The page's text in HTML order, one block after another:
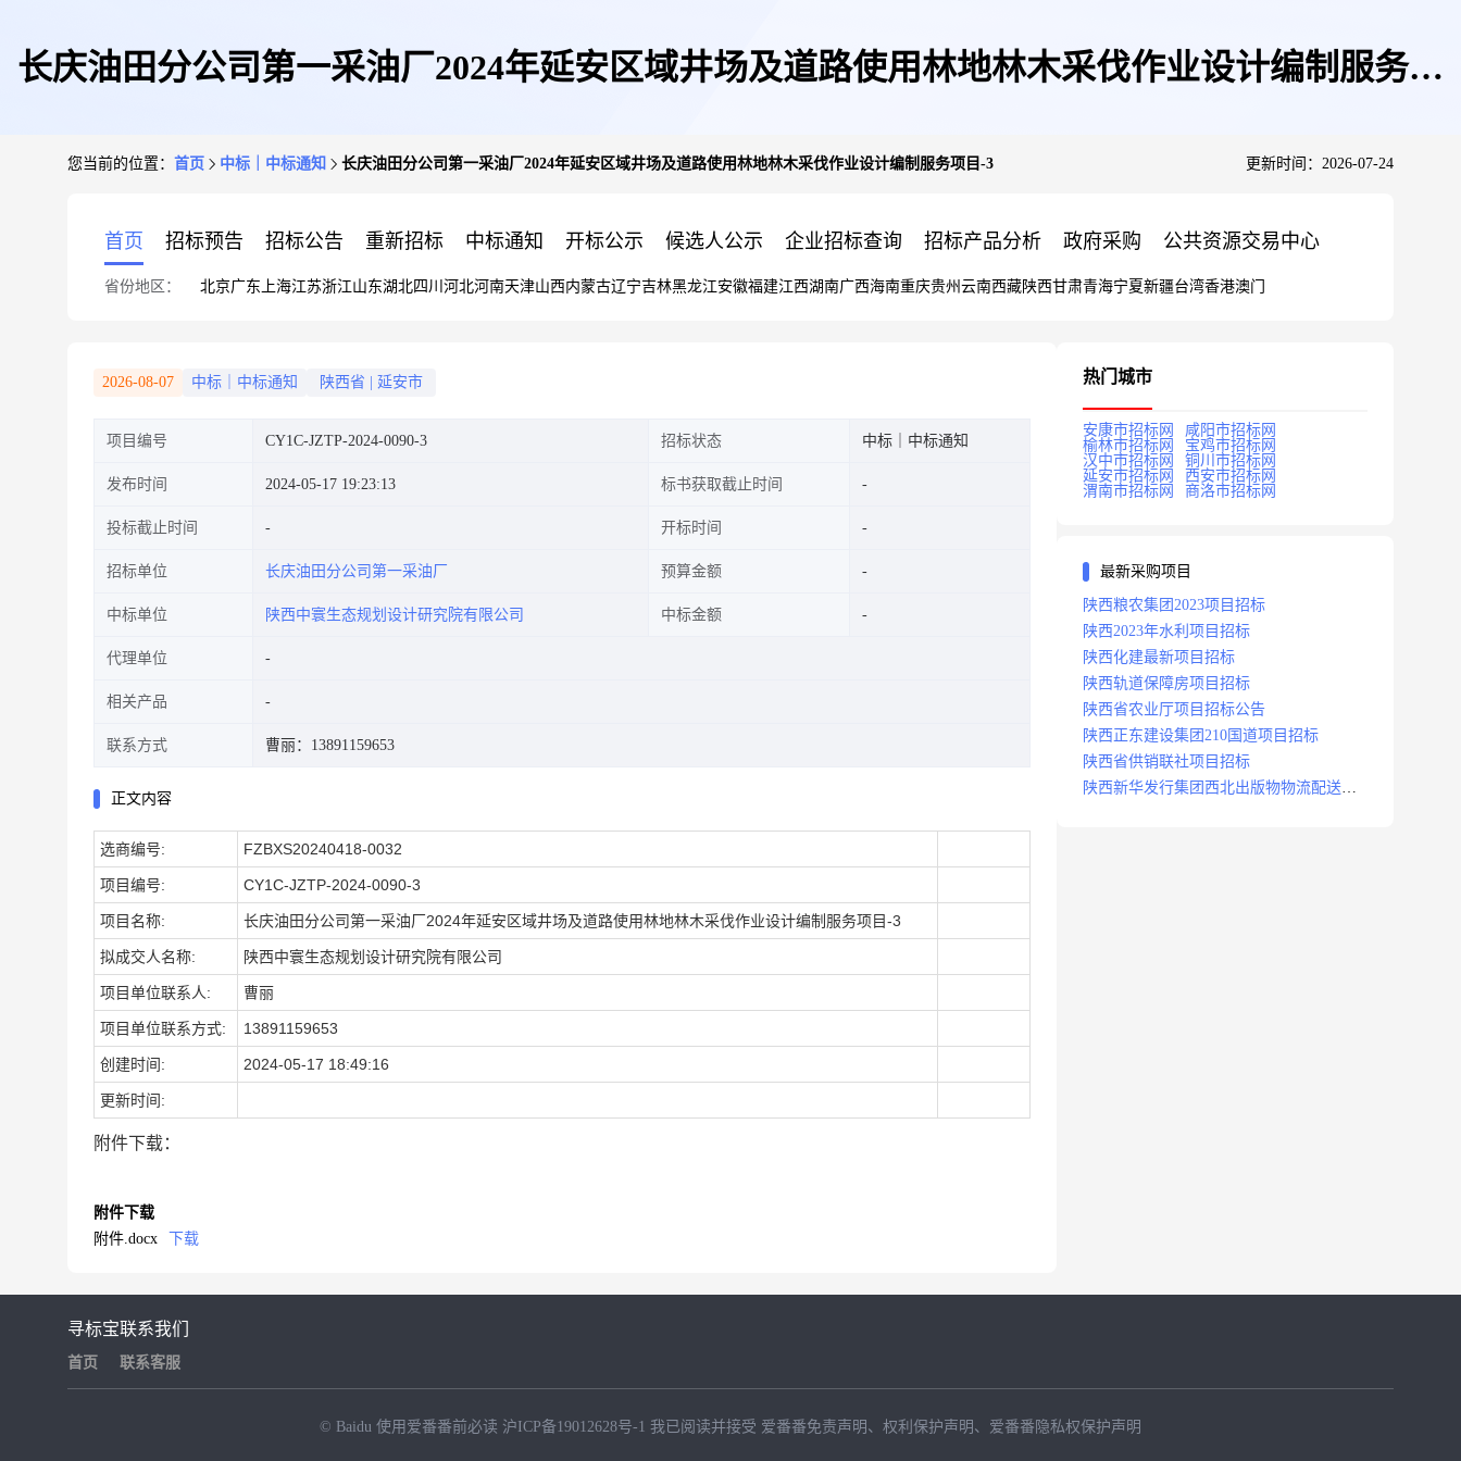
长庆油田分公司第一采油厂2024年延安区域井场及道路使用林地林木采伐作业设计编制服务项
您当前的位置： 首页 中标｜中标通知 长庆油田分公司第一采油厂2024年延安区域井场及道路使用林地林木采伐作业设计编制服务项目-3 更新时间：2026-07-24
首页 招标预告 招标公告 重新招标 中标通知 开标公示 候选人公示 企业招标查询 招标产品分析 政府采购 公共资源交易中心
省份地区： 北京广东 上海江苏浙江山东湖北四川 河北河南天津山西内蒙古辽宁吉林黑龙江安徽福建江西湖南广西海南重庆贵州 云南西藏陕西甘肃青海宁夏新疆台湾香港澳门
2026-08-07 中标｜中标通知 陕西省 延安市
项目编号 CY1C-JZTP-2024-0090-3 招标状态 中标｜中标通知
发布时间 2024-05-17 19:23:13 标书获取截止时间
投标截止时间 开标时间
招标单位 长庆油田分公司第一采油厂 预算金额
中标单位 陕西中寰生态规划设计研究院有限公司 中标金额
代理单位
相关产品
联系方式 曹丽：13891159653
正文内容
选商编号: FZBXS20240418-0032
项目编号: CY1C-JZTP-2024-0090-3
项目名称: 长庆油田分公司第一采油厂2024年延安区域井场及道路使用林地林木采伐作业设计编制服务项目-3
拟成交人名称: 陕西中寰生态规划设计研究院有限公司
项目单位联系人: 曹丽
项目单位联系方式: 13891159653
创建时间: 2024-05-17 18:49:16
更新时间:
附件下载：
附件下载
附件.docx
下载
热门城市
安康市招标网
咸阳市招标网
榆林市招标网
宝鸡市招标网
汉中市招标网
铜川市招标网
延安市招标网
西安市招标网
渭南市招标网
商洛市招标网
最新采购项目
陕西粮农集团2023项目招标
陕西2023年水利项目招标
陕西化建最新项目招标
陕西轨道保障房项目招标
陕西省农业厅项目招标公告
陕西正东建设集团210国道项目招标
陕西省供销联社项目招标
陕西新华发行集团西北出版物物流配送中
寻标宝
首页
联系我们
联系客服
© Baidu 使用爱番番前必读 沪ICP备19012628号-1 我已阅读并接受 爱番番免责声明 、 权利保护声明 、 爱番番隐私权保护声明